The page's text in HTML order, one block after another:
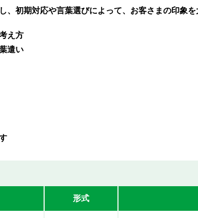
、初期対応や言葉選びによって、お客さまの印象を
え方
遣い
形式